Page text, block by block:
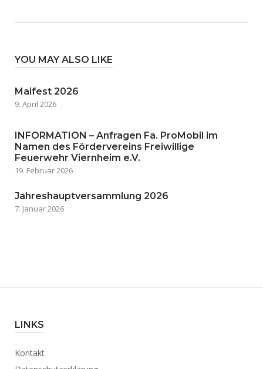
YOU MAY ALSO LIKE
Maifest 2026
9. April 2026
INFORMATION – Anfragen Fa. ProMobil im
Namen des Fördervereins Freiwillige
Feuerwehr Viernheim e.V.
19. Februar 2026
Jahreshauptversammlung 2026
7. Januar 2026
LINKS
Kontakt